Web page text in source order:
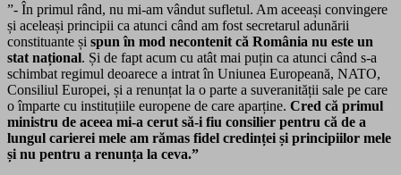
”- În primul rând, nu mi-am vândut sufletul. Am aceeași convingere
și aceleași principii ca atunci când am fost secretarul adunării
constituante și spun în mod necontenit că România nu este un
stat național. Și de fapt acum cu atât mai puțin ca atunci când s-a
schimbat regimul deoarece a intrat în Uniunea Europeană, NATO,
Consiliul Europei, și a renunțat la o parte a suveranității sale pe care
o împarte cu instituțiile europene de care aparține. Cred că primul
ministru de aceea mi-a cerut să-i fiu consilier pentru că de a
lungul carierei mele am rămas fidel credinței și principiilor mele
și nu pentru a renunța la ceva.”